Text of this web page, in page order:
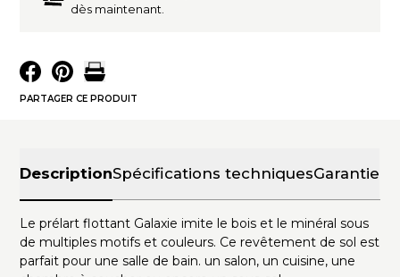
dès maintenant.
PARTAGER CE PRODUIT
DescriptionSpécifications techniquesGarantie
Le prélart flottant Galaxie imite le bois et le minéral sous
de multiples motifs et couleurs. Ce revêtement de sol est
parfait pour une salle de bain. un salon, un cuisine, une